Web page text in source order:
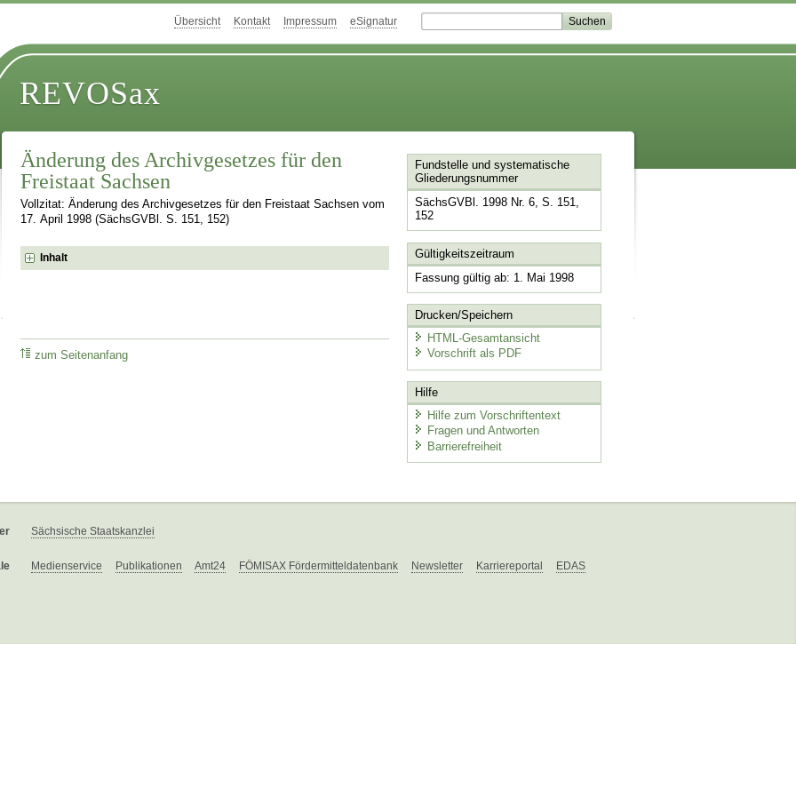
Übersicht Kontakt Impressum eSignatur
REVOSax
Änderung des Archivgesetzes für den
Freistaat Sachsen
Vollzitat: Änderung des Archivgesetzes für den Freistaat Sachsen vom
17. April 1998 (SächsGVBl. S. 151, 152)
Inhalt
zum Seitenanfang
Fundstelle und systematische
Gliederungsnummer
SächsGVBl. 1998 Nr. 6, S. 151,
152
Gültigkeitszeitraum
Fassung gültig ab: 1. Mai 1998
Drucken/Speichern
HTML-Gesamtansicht
Vorschrift als PDF
Hilfe
Hilfe zum Vorschriftentext
Fragen und Antworten
Barrierefreiheit
Sächsische Staatskanzlei
Medienservice Publikationen Amt24 FÖMISAX Fördermitteldatenbank Newsletter Karriereportal EDAS